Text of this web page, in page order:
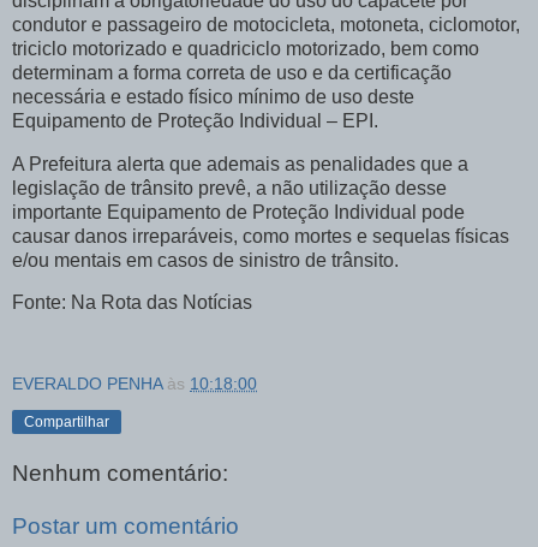
condutor e passageiro de motocicleta, motoneta, ciclomotor,
triciclo motorizado e quadriciclo motorizado, bem como
determinam a forma correta de uso e da certificação
necessária e estado físico mínimo de uso deste
Equipamento de Proteção Individual – EPI.
A Prefeitura alerta que ademais as penalidades que a
legislação de trânsito prevê, a não utilização desse
importante Equipamento de Proteção Individual pode
causar danos irreparáveis, como mortes e sequelas físicas
e/ou mentais em casos de sinistro de trânsito.
Fonte: Na Rota das Notícias
EVERALDO PENHA às 10:18:00
Compartilhar
Nenhum comentário:
Postar um comentário